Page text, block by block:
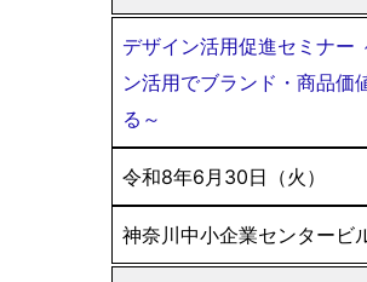
デザイン活用促進セミナー
ン活用でブランド・商品価
る～
令和8年6月30日（火）
神奈川中小企業センタービ